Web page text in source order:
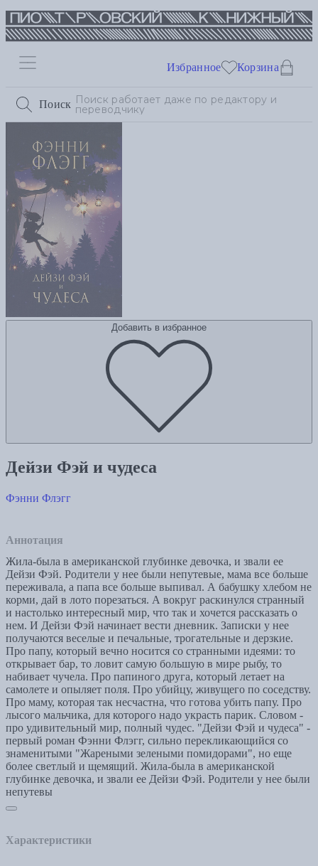
Поиск
Избранное Корзина
Добавить в избранное
Дейзи Фэй и чудеса
Фэнни Флэгг
Аннотация
Жила-была в американской глубинке девочка, и звали ее
Дейзи Фэй. Родители у нее были непутевые, мама все больше
переживала, а папа все больше выпивал. А бабушку хлебом не
корми, дай в лото порезаться. А вокруг раскинулся странный
и настолько интересный мир, что так и хочется рассказать о
нем. И Дейзи Фэй начинает вести дневник. Записки у нее
получаются веселые и печальные, трогательные и дерзкие.
Про папу, который вечно носится со странными идеями: то
открывает бар, то ловит самую большую в мире рыбу, то
набивает чучела. Про папиного друга, который летает на
самолете и опыляет поля. Про убийцу, живущего по соседству.
Про маму, которая так несчастна, что готова убить папу. Про
лысого мальчика, для которого надо украсть парик. Словом -
про удивительный мир, полный чудес. "Дейзи Фэй и чудеса" -
первый роман Фэнни Флэгг, сильно перекликающийся со
знаменитыми "Жареными зелеными помидорами", но еще
более светлый и щемящий. Жила-была в американской
глубинке девочка, и звали ее Дейзи Фэй. Родители у нее были
непутевы
Характеристики